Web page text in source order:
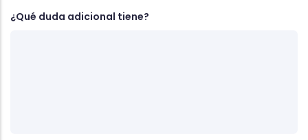
¿Qué duda adicional tiene?